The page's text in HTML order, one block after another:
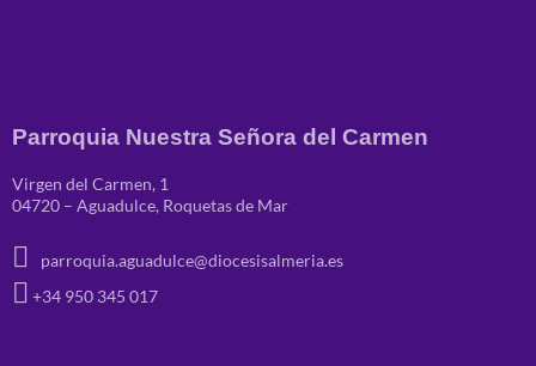
Parroquia Nuestra Señora del Carmen
Virgen del Carmen, 1
04720 – Aguadulce, Roquetas de Mar
parroquia.aguadulce@diocesisalmeria.es
+34 950 345 017